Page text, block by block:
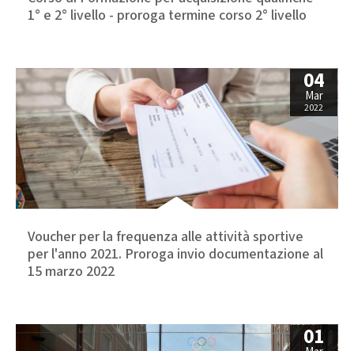
1° e 2° livello - proroga termine corso 2° livello
04
Mar
2022
Voucher per la frequenza alle attività sportive
per l'anno 2021. Proroga invio documentazione al
15 marzo 2022
01